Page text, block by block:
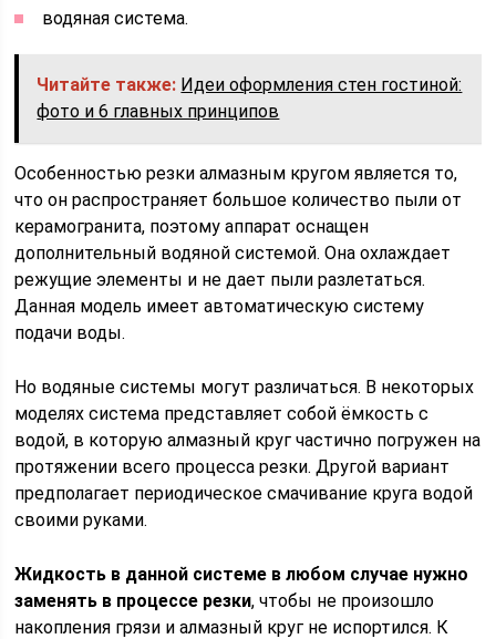
водяная система.
Читайте также: Идеи оформления стен гостиной:
фото и 6 главных принципов
Особенностью резки алмазным кругом является то,
что он распространяет большое количество пыли от
керамогранита, поэтому аппарат оснащен
дополнительный водяной системой. Она охлаждает
режущие элементы и не дает пыли разлетаться.
Данная модель имеет автоматическую систему
подачи воды.
Но водяные системы могут различаться. В некоторых
моделях система представляет собой ёмкость с
водой, в которую алмазный круг частично погружен на
протяжении всего процесса резки. Другой вариант
предполагает периодическое смачивание круга водой
своими руками.
Жидкость в данной системе в любом случае нужно
заменять в процессе резки, чтобы не произошло
накопления грязи и алмазный круг не испортился. К